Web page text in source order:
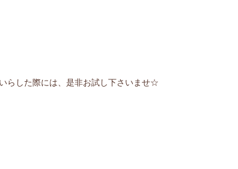
らした際には、是非お試し下さいませ☆